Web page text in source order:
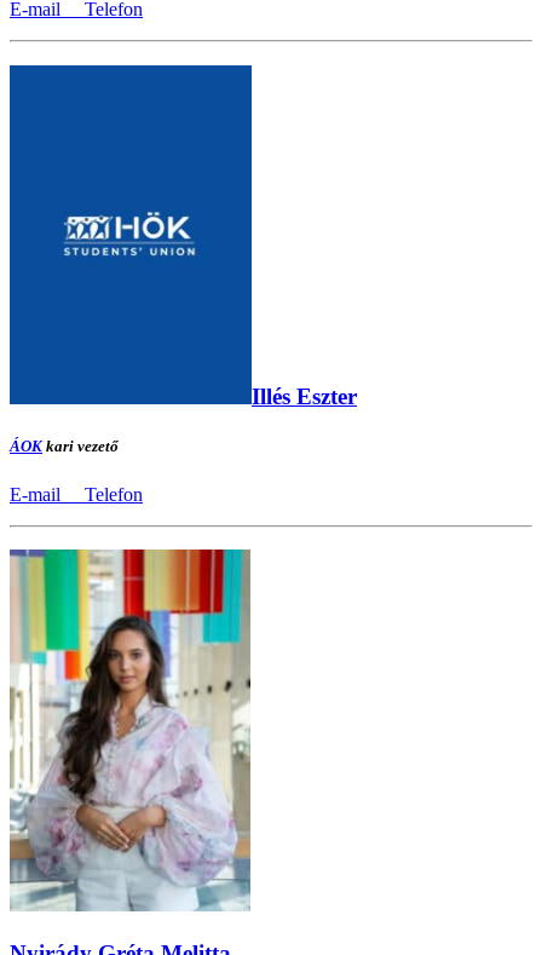
E-mail Telefon
Illés Eszter
ÁOKkari vezető
E-mail Telefon